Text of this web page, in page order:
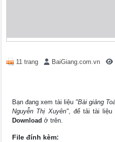
11 trang BaiGiang.com.vn
Bạn đang xem tài liệu "Bài giảng
Nguyễn Thị Xuyên", để tải tài liệu
Download ở trên.
File đính kèm: